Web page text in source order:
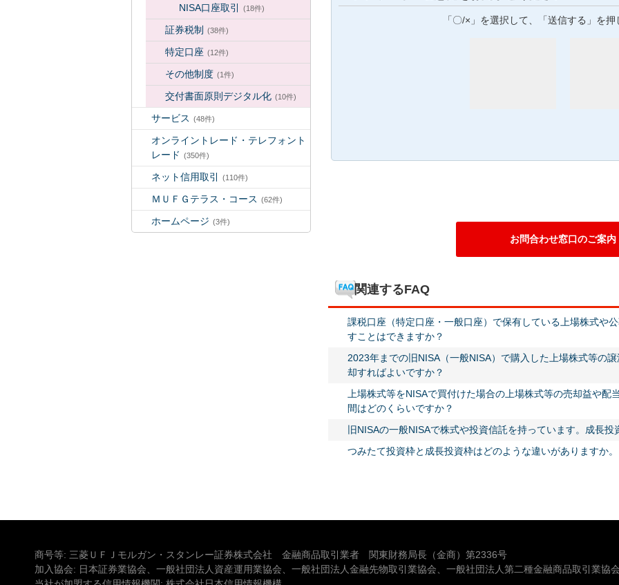
NISA口座取引 (18件)
証券税制 (38件)
特定口座 (12件)
その他制度 (1件)
交付書面原則デジタル化 (10件)
サービス (48件)
オンライントレード・テレフォント
レード (350件)
ネット信用取引 (110件)
ＭＵＦＧテラス・コース (62件)
ホームページ (3件)
「〇/×」を選択して、「送信する」を押
お問合わせ窓口のご案内
関連するFAQ
課税口座（特定口座・一般口座）で保有している上場株式や
すことはできますか？
2023年までの旧NISA（一般NISA）で購入した上場株式等の
却すればよいですか？
上場株式等をNISAで買付けた場合の上場株式等の売却益や配
間はどのくらいですか？
旧NISAの一般NISAで株式や投資信託を持っています。成長投
つみたて投資枠と成長投資枠はどのような違いがありますか。
商号等: 三菱ＵＦＪモルガン・スタンレー証券株式会社 金融商品取引業者 関東財務局長（金商）第2336号
加入協会: 日本証券業協会、一般社団法人資産運用業協会、一般社団法人金融先物取引業協会、一般社団法人第二種金融商品取引業協